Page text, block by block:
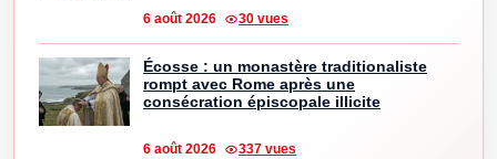
6 août 2026 30 vues
Écosse : un monastère traditionaliste
rompt avec Rome après une
consécration épiscopale illicite
6 août 2026 337 vues